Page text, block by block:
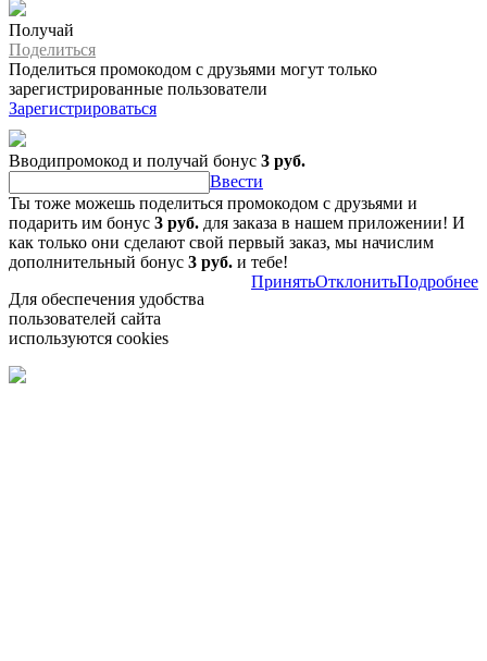
Получай
Поделиться
Поделиться промокодом с друзьями могут только
зарегистрированные пользователи
Зарегистрироваться
Вводипромокод и получай бонус 3 руб.
Ввести
Ты тоже можешь поделиться промокодом с друзьями и
подарить им бонус 3 руб. для заказа в нашем приложении! И
как только они сделают свой первый заказ, мы начислим
дополнительный бонус 3 руб. и тебе!
Для обеспечения удобства
пользователей сайта
используются cookies
ПринятьОтклонитьПодробнее